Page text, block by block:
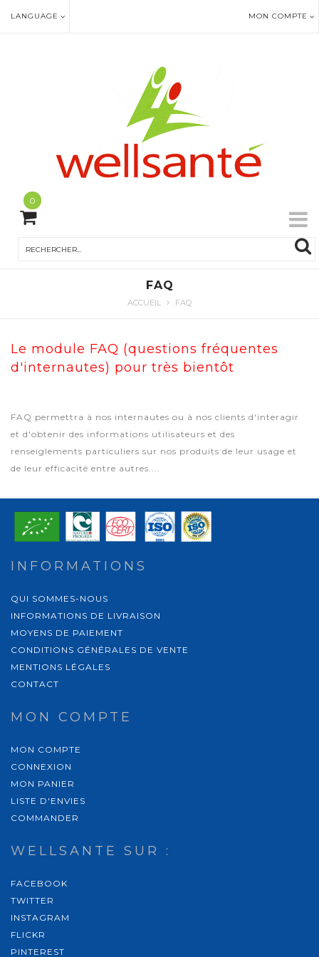
LANGUAGE MON COMPTE
0
FAQ
ACCUEIL FAQ
Le module FAQ (questions fréquentes
d'internautes) pour très bientôt
FAQ permettra à nos internautes ou à nos clients d'interagir
et d'obtenir des informations utilisateurs et des
renseiglements particuliers sur nos produits de leur usage et
de leur efficacité entre autres....
INFORMATIONS
QUI SOMMES-NOUS
INFORMATIONS DE LIVRAISON
MOYENS DE PAIEMENT
CONDITIONS GÉNÉRALES DE VENTE
MENTIONS LÉGALES
CONTACT
MON COMPTE
MON COMPTE
CONNEXION
MON PANIER
LISTE D'ENVIES
COMMANDER
WELLSANTE SUR :
FACEBOOK
TWITTER
INSTAGRAM
FLICKR
PINTEREST